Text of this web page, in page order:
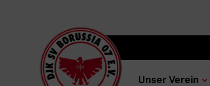
Unser Verein